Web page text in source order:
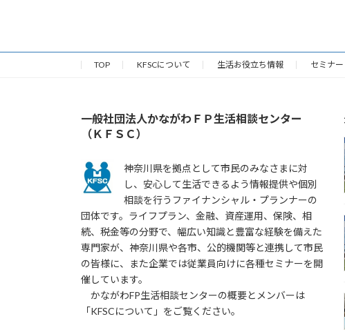
TOP KFSCについて 生活お役立ち情報 セミナ
一般社団法人かながわＦＰ生活相談センター
（ＫＦＳＣ）
神奈川県を拠点として市民のみなさまに対
し、安心して生活できるよう情報提供や個別
相談を行うファイナンシャル・プランナーの
団体です。ライフプラン、金融、資産運用、保険、相
続、税金等の分野で、幅広い知識と豊富な経験を備えた
専門家が、神奈川県や各市、公的機関等と連携して市民
の皆様に、また企業では従業員向けに各種セミナーを開
催しています。
かながわFP生活相談センターの概要とメンバーは
「KFSCについて」をご覧ください。